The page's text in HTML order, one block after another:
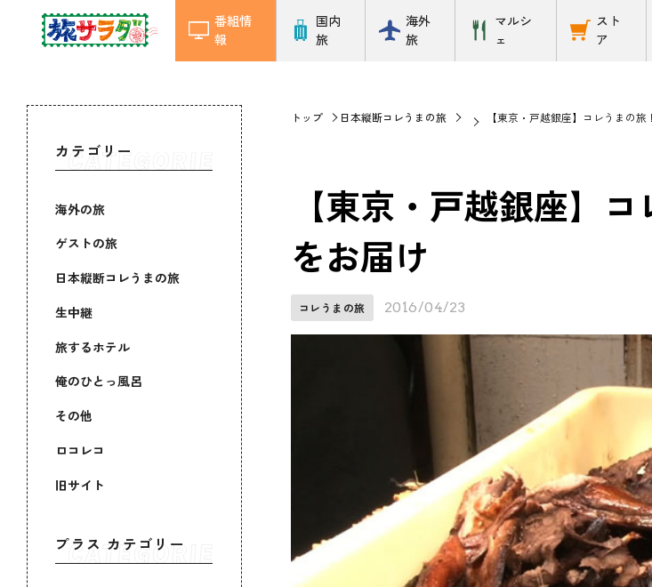
番組情
報
国内
旅
海外
旅
マルシ
ェ
スト
ア
カテゴリー
海外の旅
ゲストの旅
日本縦断コレうまの旅
生中継
旅するホテル
俺のひとっ風呂
その他
ロコレコ
旧サイト
プラス カテゴリー
トップ 日本縦断コレうまの旅 【東京・戸越銀座】コレうまの
【東京・戸越銀座】
をお届け
コレうまの旅 2016/04/23